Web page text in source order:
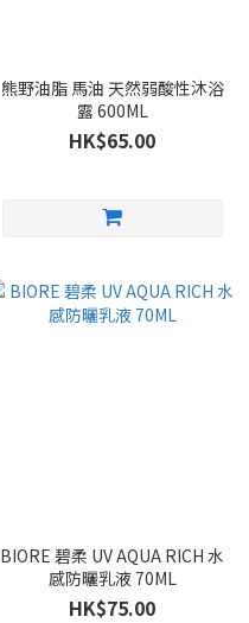
熊野油脂 馬油 天然弱酸性沐浴
露 600ML
HK$65.00
BIORE 碧柔 UV AQUA RICH 水
感防曬乳液 70ML
HK$75.00